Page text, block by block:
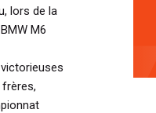
lors de la
M6